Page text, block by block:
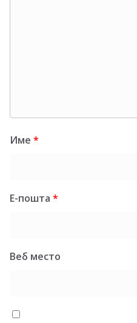
Име *
Е-пошта *
Веб место